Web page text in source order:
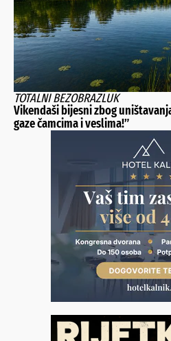
TOTALNI BEZOBRAZLUK
Vikendaši bijesni zbog
gaze čamcima i veslima!”